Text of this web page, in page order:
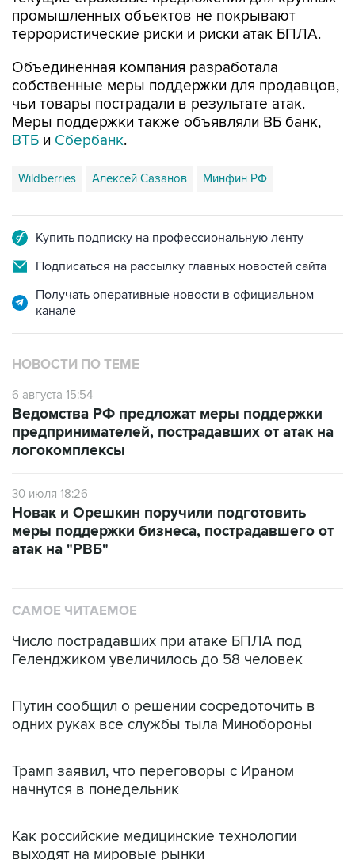
Объединенная компания разработала
чьи товары пострадали в результате атак.
Меры поддержки также объявляли ВБ банк,
ВТБ иСбербанк.
Wildberries Алексей Сазанов
Подписаться на рассылку главных новостей сайта
Получать оперативные новости в официальном
НОВОСТИ ПО ТЕМЕ
6 августа 15:54
предпринимателей, пострадавших от атак на
логокомплексы
меры поддержки бизнеса, пострадавшего от
атак на "РВБ"
Число пострадавших при атаке БПЛА под
Путин сообщил о решении сосредоточить в
Трамп заявил, что переговоры с Ираном
Как российские медицинские технологии
Социальная реклама, АНО «Национальные приоритеты».
ИНН 7725383515 Erid: F7NfYUJCUneVdTRF8PRs